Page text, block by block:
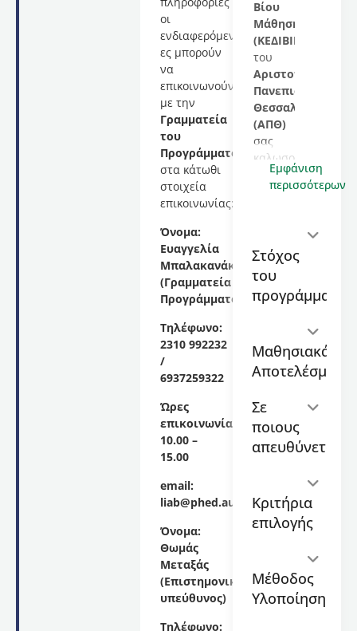
οι
ενδιαφερόμενοι/
ες μπορούν
να
επικοινωνούν
με την
Γραμματεία
του
Προγράμματος
στα κάτωθι
στοιχεία
επικοινωνίας:
Όνομα:
Ευαγγελία
Μπαλακανάκη
(Γραμματεία
Προγράμματος)
Τηλέφωνο:
2310 992232
/
6937259322
Ώρες
επικοινωνίας:
10.00 –
15.00
email:
liab@phed.auth
gr
Όνομα:
Θωμάς
Μεταξάς
(Επιστημονικός
υπεύθυνος)
Τηλέφωνο:
Βίου
Μάθησης
(ΚΕΔΙΒΙΜ)
του
Αριστοτελείου
Πανεπιστημίου
Θεσσαλονίκης
(ΑΠΘ)
σας
καλωσορίζει
στο
εκπαιδευτικό
Εφαρμογή
νέων
τεχνολογιών
και
βιντεοανάλυση
για την
της
ανάλυσης
απόδοσης
ποδοσφαιριστών
(15ος
48
διδακτικών
Εμφάνιση
περισσότερων
Στόχος
του
προγράμματος
Μαθησιακά
Αποτελέσματα
Σε
ποιους
απευθύνεται
Κριτήρια
επιλογής
Μέθοδος
Υλοποίησης